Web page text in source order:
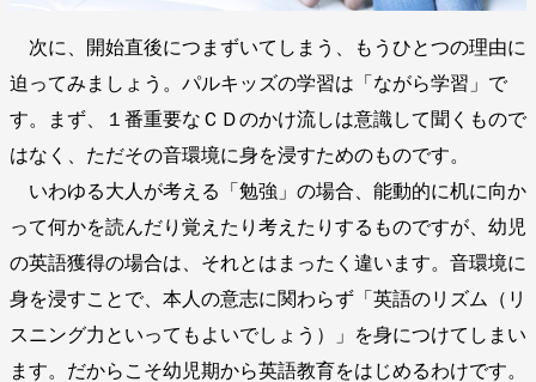
次に、開始直後につまずいてしまう、もうひとつの理由に
迫ってみましょう。パルキッズの学習は「ながら学習」で
す。まず、１番重要なＣＤのかけ流しは意識して聞くもので
はなく、ただその音環境に身を浸すためのものです。
いわゆる大人が考える「勉強」の場合、能動的に机に向か
って何かを読んだり覚えたり考えたりするものですが、幼児
の英語獲得の場合は、それとはまったく違います。音環境に
身を浸すことで、本人の意志に関わらず「英語のリズム（リ
スニング力といってもよいでしょう）」を身につけてしまい
ます。だからこそ幼児期から英語教育をはじめるわけです。